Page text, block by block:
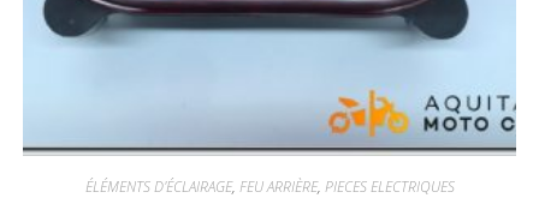
ÉLÉMENTS D'ÉCLAIRAGE, FEU ARRIÈRE, PIECES ELECTRIQUES